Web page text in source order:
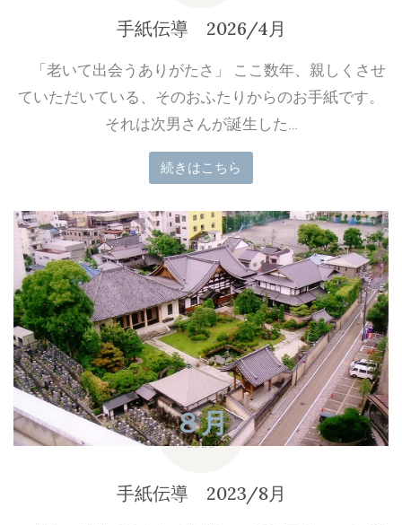
手紙伝導 2026/4月
「老いて出会うありがたさ」 ここ数年、親しくさせ
ていただいている、そのおふたりからのお手紙です。
それは次男さんが誕生した…
続きはこちら
８月
2023
手紙伝導 2023/8月